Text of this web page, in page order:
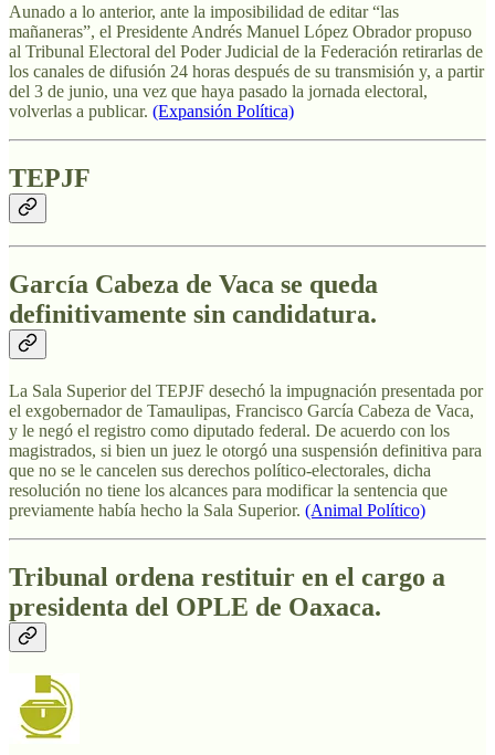
Aunado a lo anterior, ante la imposibilidad de editar “las
mañaneras”, el Presidente Andrés Manuel López Obrador propuso
al Tribunal Electoral del Poder Judicial de la Federación retirarlas de
los canales de difusión 24 horas después de su transmisión y, a partir
del 3 de junio, una vez que haya pasado la jornada electoral,
volverlas a publicar. (Expansión Política)
TEPJF
García Cabeza de Vaca se queda
definitivamente sin candidatura.
La Sala Superior del TEPJF desechó la impugnación presentada por
el exgobernador de Tamaulipas, Francisco García Cabeza de Vaca,
y le negó el registro como diputado federal. De acuerdo con los
magistrados, si bien un juez le otorgó una suspensión definitiva para
que no se le cancelen sus derechos político-electorales, dicha
resolución no tiene los alcances para modificar la sentencia que
previamente había hecho la Sala Superior. (Animal Político)
Tribunal ordena restituir en el cargo a
presidenta del OPLE de Oaxaca.